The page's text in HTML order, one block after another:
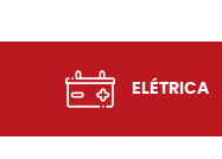
ELÉTRICA